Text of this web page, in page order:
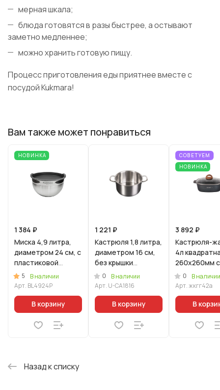
мерная шкала;
блюда готовятся в разы быстрее, а остывают
заметно медленнее;
можно хранить готовую пищу.
Процесс приготовления еды приятнее вместе с
посудой Kukmara!
Вам также может понравиться
НОВИНКА
1 384 ₽
Миска 4,9 литра,
диаметром 24 см, с
пластиковой
крышкой
5
В наличии
Арт. BL4924P
В корзину
1 221 ₽
Кастрюля 1,8 литра,
диаметром 16 см,
без крышки
(Уцененный товар)
0
В наличии
Арт. U-CA1816
В корзину
СОВЕТУЕМ
НОВИНКА
3 892 ₽
Кастрюля-
4л
260х260мм
стекл.
линия
0
В наличии
Арт.жкгг42а
В
Назад к списку